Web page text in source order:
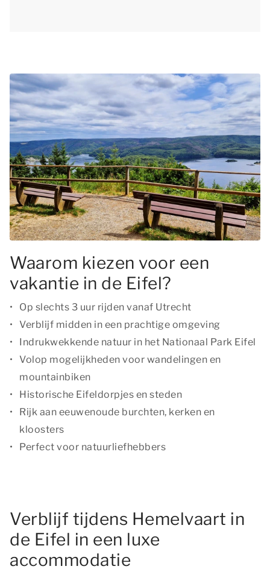
Waarom kiezen voor een
vakantie in de Eifel?
Op slechts 3 uur rijden vanaf Utrecht
Verblijf midden in een prachtige omgeving
Indrukwekkende natuur in het Nationaal Park Eifel
Volop mogelijkheden voor wandelingen en
mountainbiken
Historische Eifeldorpjes en steden
Rijk aan eeuwenoude burchten, kerken en
kloosters
Perfect voor natuurliefhebbers
Verblijf tijdens Hemelvaart in
de Eifel in een luxe
accommodatie